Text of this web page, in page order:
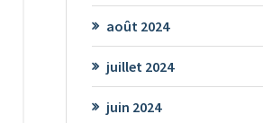
août 2024
juillet 2024
juin 2024